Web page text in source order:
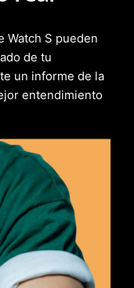
Watch S pueden
de tu
un informe de la
entendimiento